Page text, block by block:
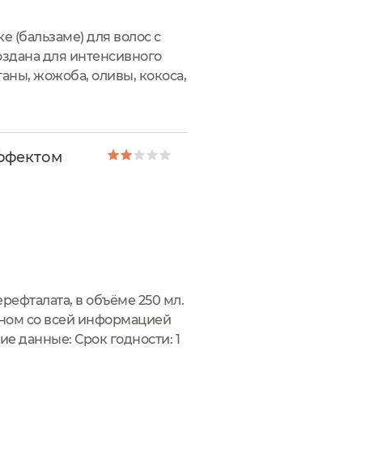
(бальзаме) для волос с
для интенсивного
жожоба, оливы, кокоса,
в объёме 250 мл.
со всей информацией
данные: Срок годности: 1